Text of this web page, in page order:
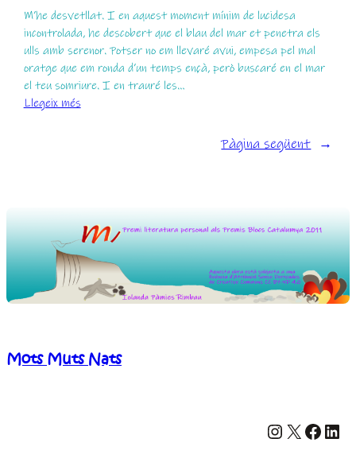
M’he desvetllat. I en aquest moment mínim de lucidesa
incontrolada, he descobert que el blau del mar et penetra els
ulls amb serenor. Potser no em llevaré avui, empesa pel mal
oratge que em ronda d’un temps ençà, però buscaré en el mar
el teu somriure. I en trauré les…
Llegeix més:
Pàgina següent →
Mots Muts Nats
Instagram X Facebook LinkedIn